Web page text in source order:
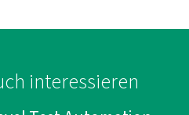
interessieren